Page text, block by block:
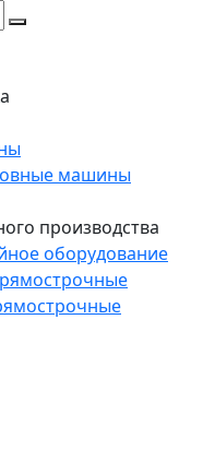
машины
производства
оборудование